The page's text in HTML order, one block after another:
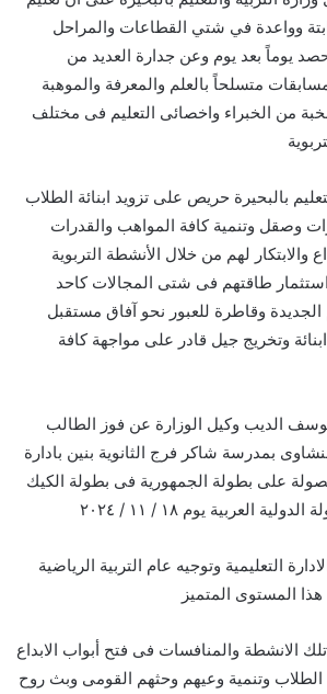
وواعدة في شتي القطاعات والمراحل
يوماً بعد يوم وعن جدارة العديد من
متسلحاً بالعلم والمعرفة والموهبة
من الخبراء واخصائى التعليم فى مختلف
بالبحيرة حريص على تزويد ابنائة الطلاب
وصقل وتنمية كافة المواهب والقدرات
والابتكار لهم من خلال الأنشطة التربوية
طاقتهم فى شتى المجالات كاحد
الجديدة وقاطرة للعبور نحو آفاق مستقبل
وتخريج جيل قادر على مواجهة كافة
الديب وكيل الوزارة عن فوز الطالب
بمدرسة شاكر فرج الثانوية بنين بادارة
على بطولة الجمهورية فى بطولة الكيك
العربية يوم ١٨ / ١١ / ٢٠٢٤
التعليمية وتوجيه عام التربية الرياضية
المستوى المتميز
الانشطة والمنافسات فى فتح أبواب الابداع
الطلاب وتنمية وعيهم وحثهم القومى وبث روح